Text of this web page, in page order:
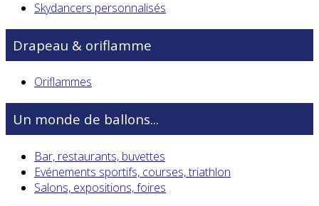
Skydancers personnalisés
Drapeau & oriflamme
Oriflammes
Un monde de ballons...
Bar, restaurants, buvettes
Evénements sportifs, courses, triathlon
Salons, expositions, foires